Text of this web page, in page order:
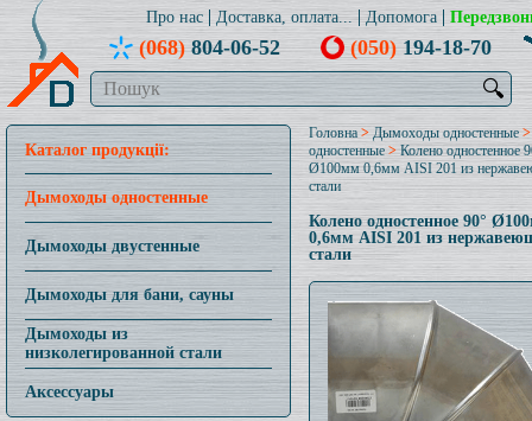
Про нас Доставка, оплата... Допомога
(068)804-06-52 (050)194-18-70
🔍
Каталог продукції:
Дымоходы одностенные
Дымоходы двустенные
Дымоходы для бани, сауны
Дымоходы из
низколегированной стали
Аксессуары
Головна > Дымоходы одностенные
одностенные >Колено одностенное
Ø100мм 0,6мм AISI 201 из
стали
Колено одностенное 90°
0,6мм AISI 201 из
стали